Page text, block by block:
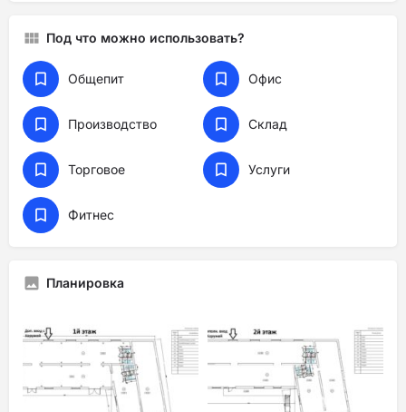
Под что можно использовать?
Общепит Офис
Производство Склад
Торговое Услуги
Фитнес
Планировка